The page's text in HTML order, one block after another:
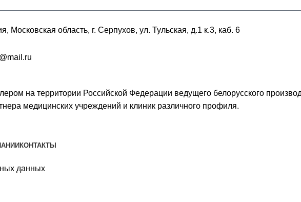
Московская область, г. Серпухов, ул. Тульская, д.1 к.3, каб. 6
на территории Российской Федерации ведущего белорусского
медицинских учреждений и клиник различного профиля.
КОНТАКТЫ
данных